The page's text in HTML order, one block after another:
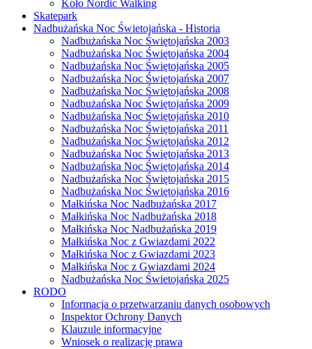
Koło Nordic Walking
Skatepark
Nadbużańska Noc Świetojańska - Historia
Nadbużańska Noc Świętojańska 2003
Nadbużańska Noc Świętojańska 2004
Nadbużańska Noc Świętojańska 2005
Nadbużańska Noc Świętojańska 2007
Nadbużańska Noc Świętojańska 2008
Nadbużańska Noc Świętojańska 2009
Nadbużańska Noc Świętojańska 2010
Nadbużańska Noc Świętojańska 2011
Nadbużańska Noc Świętojańska 2012
Nadbużańska Noc Świętojańska 2013
Nadbużańska Noc Świętojańska 2014
Nadbużańska Noc Świętojańska 2015
Nadbużańska Noc Świętojańska 2016
Małkińska Noc Nadbużańska 2017
Małkińska Noc Nadbużańska 2018
Małkińska Noc Nadbużańska 2019
Małkińska Noc z Gwiazdami 2022
Małkińska Noc z Gwiazdami 2023
Małkińska Noc z Gwiazdami 2024
Nadbużańska Noc Świetojańska 2025
RODO
Informacja o przetwarzaniu danych osobowych
Inspektor Ochrony Danych
Klauzule informacyjne
Wniosek o realizację prawa